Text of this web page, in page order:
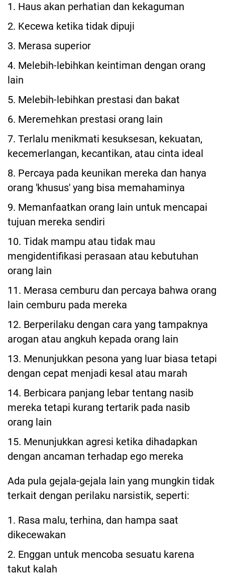
1. Haus akan perhatian dan kekaguman
2. Kecewa ketika tidak dipuji
3. Merasa superior
4. Melebih-lebihkan keintiman dengan orang
lain
5. Melebih-lebihkan prestasi dan bakat
6. Meremehkan prestasi orang lain
7. Terlalu menikmati kesuksesan, kekuatan,
kecemerlangan, kecantikan, atau cinta ideal
8. Percaya pada keunikan mereka dan hanya
orang 'khusus' yang bisa memahaminya
9. Memanfaatkan orang lain untuk mencapai
tujuan mereka sendiri
10. Tidak mampu atau tidak mau
mengidentifikasi perasaan atau kebutuhan
orang lain
11. Merasa cemburu dan percaya bahwa orang
lain cemburu pada mereka
12. Berperilaku dengan cara yang tampaknya
arogan atau angkuh kepada orang lain
13. Menunjukkan pesona yang luar biasa tetapi
dengan cepat menjadi kesal atau marah
14. Berbicara panjang lebar tentang nasib
mereka tetapi kurang tertarik pada nasib
orang lain
15. Menunjukkan agresi ketika dihadapkan
dengan ancaman terhadap ego mereka
Ada pula gejala-gejala lain yang mungkin tidak
terkait dengan perilaku narsistik, seperti:
1. Rasa malu, terhina, dan hampa saat
dikecewakan
2. Enggan untuk mencoba sesuatu karena
takut kalah